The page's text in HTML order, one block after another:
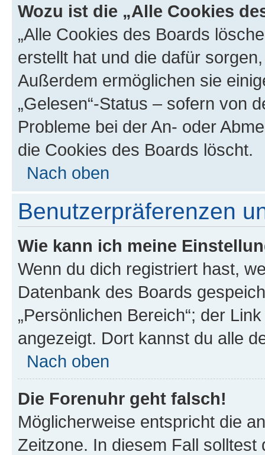
Wozu ist die „Alle Cookies
„Alle Cookies des Boards
erstellt hat und die dafür
Außerdem ermöglichen sie
„Gelesen“-Status – sofern von
Probleme bei der An- oder
die Cookies des Boards löscht.
Nach oben
Benutzerpräferenzen
Wie kann ich meine
Wenn du dich registriert hast,
Datenbank des Boards
„Persönlichen Bereich“; der
angezeigt. Dort kannst du alle
Nach oben
Die Forenuhr geht falsch!
Möglicherweise entspricht die
Zeitzone. In diesem Fall solltest